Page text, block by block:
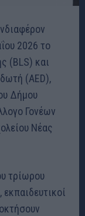
2026 το
(BLS) και
(AED),
Δήμου
Γονέων
Νέας
τρίωρου